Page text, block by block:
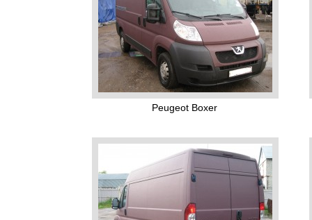
Peugeot Boxer